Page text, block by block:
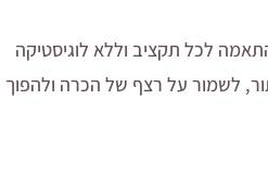
לכל תקציב וללא לוגיסטיקה
לשמור על רצף של הכרה ולהפוך